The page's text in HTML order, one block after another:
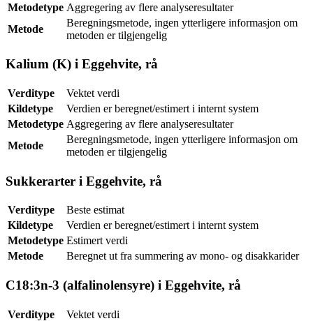
Metodetype Aggregering av flere analyseresultater
Metode
Beregningsmetode, ingen ytterligere informasjon om
metoden er tilgjengelig
Kalium (K) i Eggehvite, rå
Verditype
Vektet verdi
Kildetype
Verdien er beregnet/estimert i internt system
Metodetype Aggregering av flere analyseresultater
Metode
Beregningsmetode, ingen ytterligere informasjon om
metoden er tilgjengelig
Sukkerarter i Eggehvite, rå
Verditype
Beste estimat
Kildetype
Verdien er beregnet/estimert i internt system
Metodetype Estimert verdi
Metode
Beregnet ut fra summering av mono- og disakkarider
C18:3n-3 (alfalinolensyre) i Eggehvite, rå
Verditype
Vektet verdi